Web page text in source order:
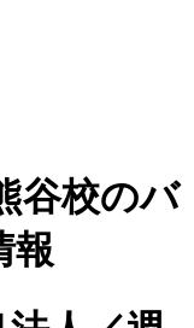
谷校のバ
報